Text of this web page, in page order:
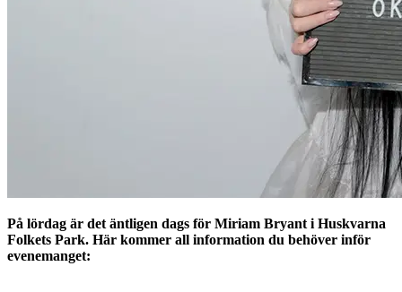
På lördag är det äntligen dags för Miriam Bryant i Huskvarna
Folkets Park. Här kommer all information du behöver inför
evenemanget: